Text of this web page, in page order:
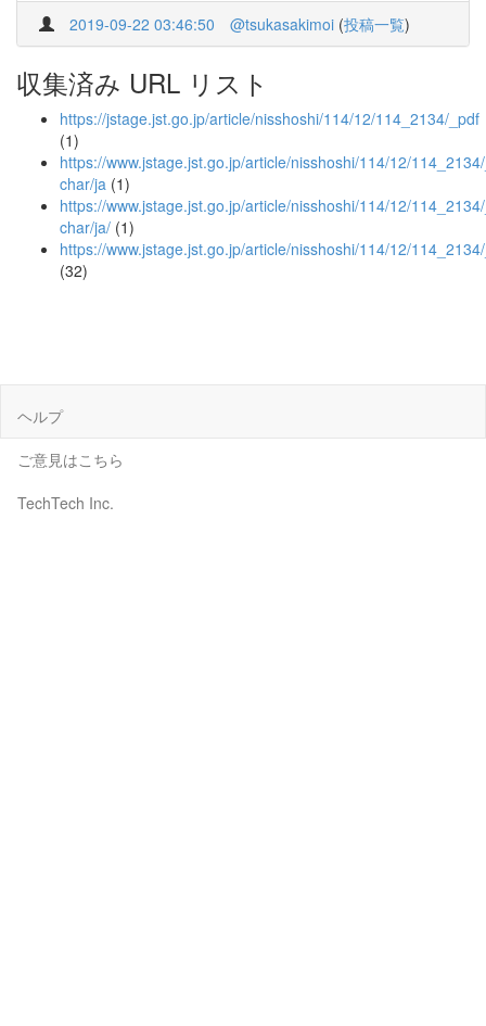
2019-09-22 03:46:50 @tsukasakimoi (投稿一覧)
収集済み URL リスト
https://jstage.jst.go.jp/article/nisshoshi/114/12/114_2134/_pdf
(1)
https://www.jstage.jst.go.jp/article/nisshoshi/114/12/
char/ja (1)
https://www.jstage.jst.go.jp/article/nisshoshi/114/12/
char/ja/ (1)
https://www.jstage.jst.go.jp/article/nisshoshi/114/12/
(32)
ヘルプ
ご意見はこちら
TechTech Inc.